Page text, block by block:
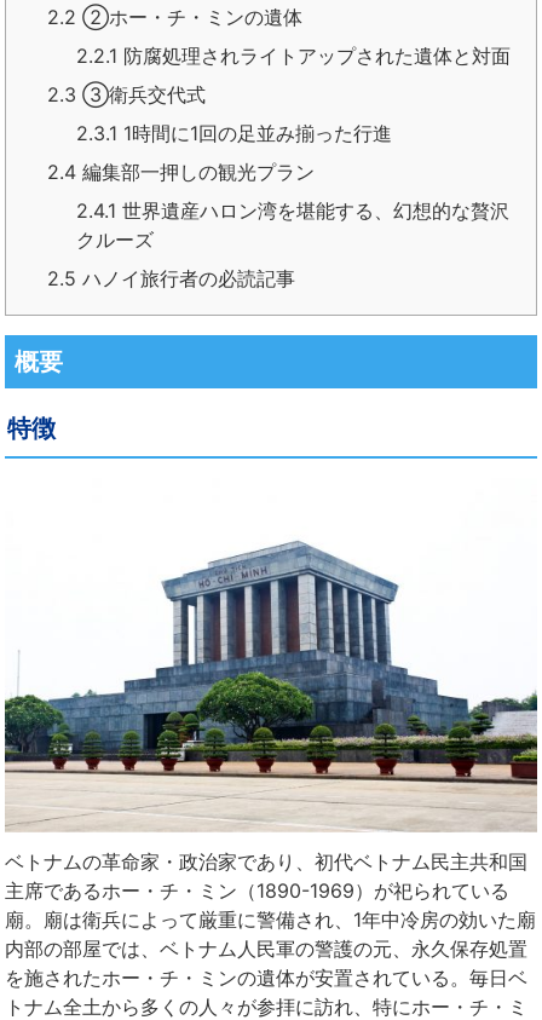
2.2 ②ホー・チ・ミンの遺体
2.2.1 防腐処理されライトアップされた遺体と対面
2.3 ③衛兵交代式
2.3.1 1時間に1回の足並み揃った行進
2.4 編集部一押しの観光プラン
2.4.1 世界遺産ハロン湾を堪能する、幻想的な贅沢
クルーズ
2.5 ハノイ旅行者の必読記事
概要
特徴
ベトナムの革命家・政治家であり、初代ベトナム民主共和国
主席であるホー・チ・ミン（1890-1969）が祀られている
廟。廟は衛兵によって厳重に警備され、1年中冷房の効いた廟
内部の部屋では、ベトナム人民軍の警護の元、永久保存処置
を施されたホー・チ・ミンの遺体が安置されている。毎日ベ
トナム全土から多くの人々が参拝に訪れ、特にホー・チ・ミ